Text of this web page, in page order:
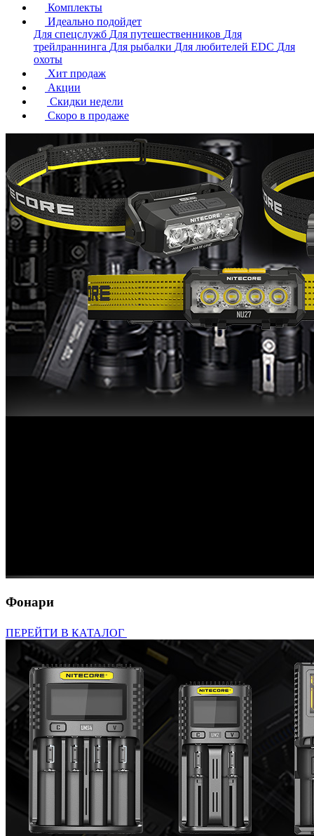
Комплекты
Идеально подойдет
Для спецслужб Для путешественников Для
трейлраннинга Для рыбалки Для любителей EDC Для
охоты
Хит продаж
Акции
Скидки недели
Скоро в продаже
Фонари
ПЕРЕЙТИ В КАТАЛОГ